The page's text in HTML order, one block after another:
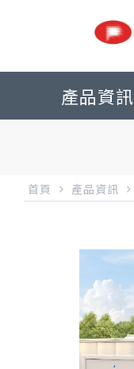
產品資訊
首頁 產品資訊